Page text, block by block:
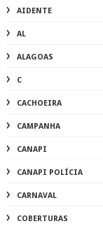
AIDENTE
AL
ALAGOAS
C
CACHOEIRA
CAMPANHA
CANAPI
CANAPI POLÍCIA
CARNAVAL
COBERTURAS